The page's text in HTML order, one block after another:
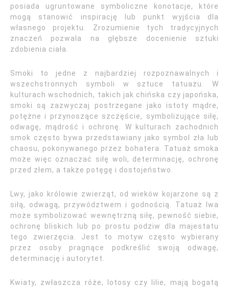
posiada ugruntowane symboliczne konotacje, które
mogą stanowić inspirację lub punkt wyjścia dla
własnego projektu. Zrozumienie tych tradycyjnych
znaczeń pozwala na głębsze docenienie sztuki
zdobienia ciała.
Smoki to jedne z najbardziej rozpoznawalnych i
wszechstronnych symboli w sztuce tatuażu. W
kulturach wschodnich, takich jak chińska czy japońska,
smoki są zazwyczaj postrzegane jako istoty mądre,
potężne i przynoszące szczęście, symbolizujące siłę,
odwagę, mądrość i ochronę. W kulturach zachodnich
smok często bywa przedstawiany jako symbol zła lub
chaosu, pokonywanego przez bohatera. Tatuaż smoka
może więc oznaczać siłę woli, determinację, ochronę
przed złem, a także potęgę i dostojeństwo.
Lwy, jako królowie zwierząt, od wieków kojarzone są z
siłą, odwagą, przywództwem i godnością. Tatuaż lwa
może symbolizować wewnętrzną siłę, pewność siebie,
ochronę bliskich lub po prostu podziw dla majestatu
tego zwierzęcia. Jest to motyw często wybierany
przez osoby pragnące podkreślić swoją odwagę,
determinację i autorytet.
Kwiaty, zwłaszcza róże, lotosy czy lilie, mają bogatą